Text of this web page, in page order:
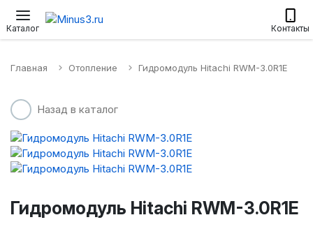
Каталог Контакты
Настенные сплит-системы
Главная Отопление Гидромодуль Hitachi RWM-3.0R1E
Назад в каталог
Гидромодуль Hitachi RWM-3.0R1E